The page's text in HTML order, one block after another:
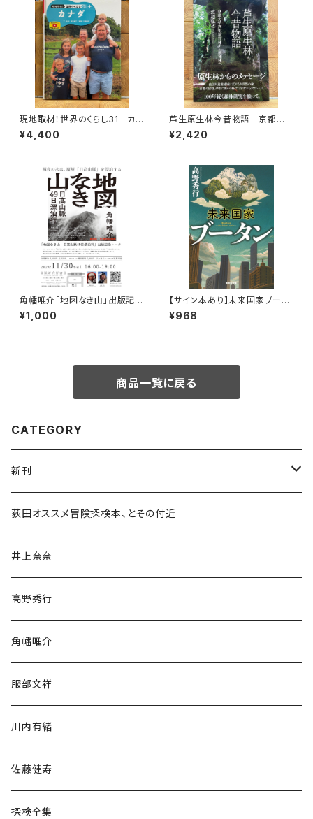
現地取材！世界のくらし31 カナ
ダ
¥4,400
芦生原生林今昔物語 京都大
学芦生演習林から研究林へ
¥2,420
角幡唯介「地図なき山」出版記念
トークイベント録画視聴権
¥1,000
【サイン本あり】未来国家ブータ
ン
¥968
商品一覧に戻る
CATEGORY
新刊
和書
文学・小説・物語
随筆・ノンフィクション・その他
民族・風習
荻田オススメ冒険探検本、とその付近
井上奈奈
高野秀行
角幡唯介
服部文祥
川内有緒
佐藤健寿
探検全集